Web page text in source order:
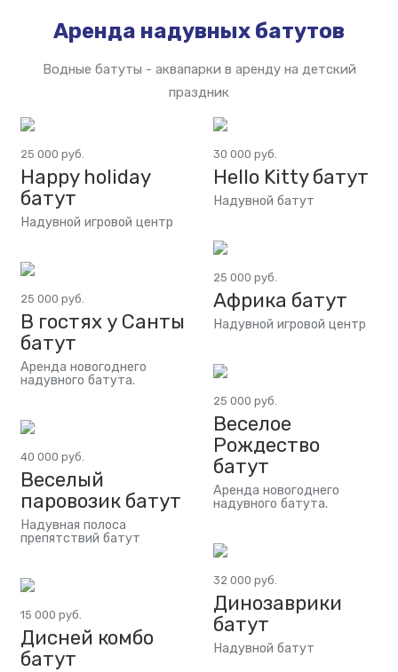
Аренда надувных батутов
Водные батуты - аквапарки в аренду на детский
праздник
25 000 руб.
Happy holiday
батут
Надувной игровой центр
30 000 руб.
Hello Kitty батут
Надувной батут
25 000 руб.
Африка батут
Надувной игровой центр
25 000 руб.
В гостях у Санты
батут
Аренда новогоднего
надувного батута.
25 000 руб.
Веселое
Рождество
батут
Аренда новогоднего
надувного батута.
40 000 руб.
Веселый
паровозик батут
Надувная полоса
препятствий батут
32 000 руб.
Динозаврики
батут
Надувной батут
15 000 руб.
Дисней комбо
батут